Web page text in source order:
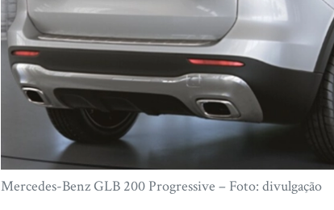
Mercedes-Benz GLB 200 Progressive – Foto: divulgação